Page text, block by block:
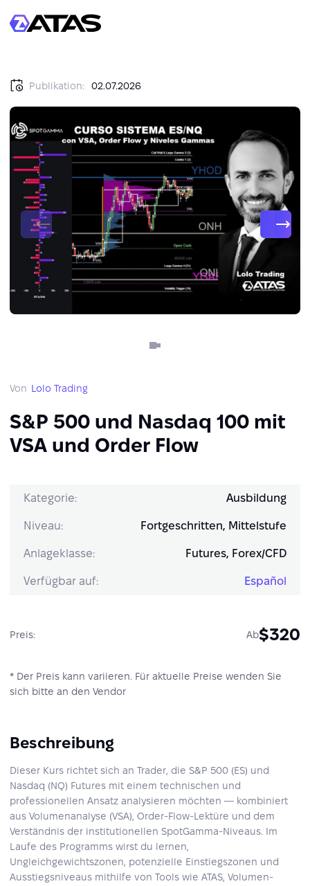
Publikation: 02.07.2026
Von Lolo Trading
S&P 500 und Nasdaq 100 mit
VSA und Order Flow
Kategorie: Ausbildung
Niveau: Fortgeschritten, Mittelstufe
Anlageklasse: Futures, Forex/CFD
Verfügbar auf: Español
Preis: Ab$320
* Der Preis kann variieren. Für aktuelle Preise wenden Sie
sich bitte an den Vendor
Beschreibung
Dieser Kurs richtet sich an Trader, die S&P 500 (ES) und
Nasdaq (NQ) Futures mit einem technischen und
professionellen Ansatz analysieren möchten — kombiniert
aus Volumenanalyse (VSA), Order-Flow-Lektüre und dem
Verständnis der institutionellen SpotGamma-Niveaus. Im
Laufe des Programms wirst du lernen,
Ungleichgewichtszonen, potenzielle Einstiegszonen und
Ausstiegsniveaus mithilfe von Tools wie ATAS, Volumen-